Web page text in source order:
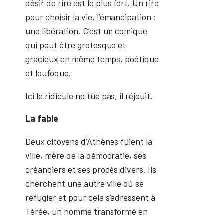
désir de rire est le plus fort. Un rire
pour choisir la vie, l’émancipation :
une libération. C’est un comique
qui peut être grotesque et
gracieux en même temps, poétique
et loufoque.
Ici le ridicule ne tue pas, il réjouit.
La fable
Deux citoyens d’Athènes fuient la
ville, mère de la démocratie, ses
créanciers et ses procès divers. Ils
cherchent une autre ville où se
réfugier et pour cela s’adressent à
Térée, un homme transformé en